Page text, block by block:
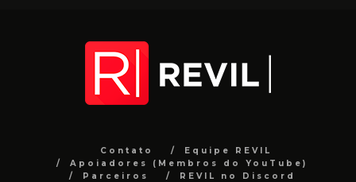
Contato
Equipe REVIL
Apoiadores (Membros do YouTube)
Parceiros
REVIL no Discord